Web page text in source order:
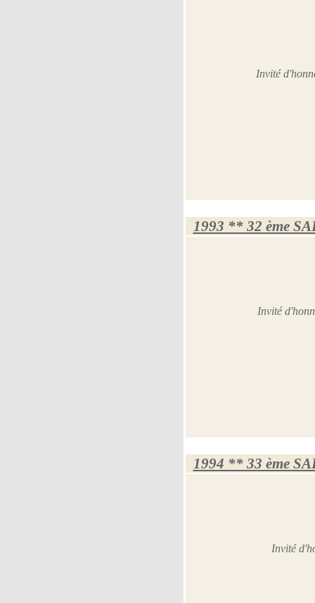
Invité
1993 ** 32 ème
Invité
1994 ** 33 ème
Invité